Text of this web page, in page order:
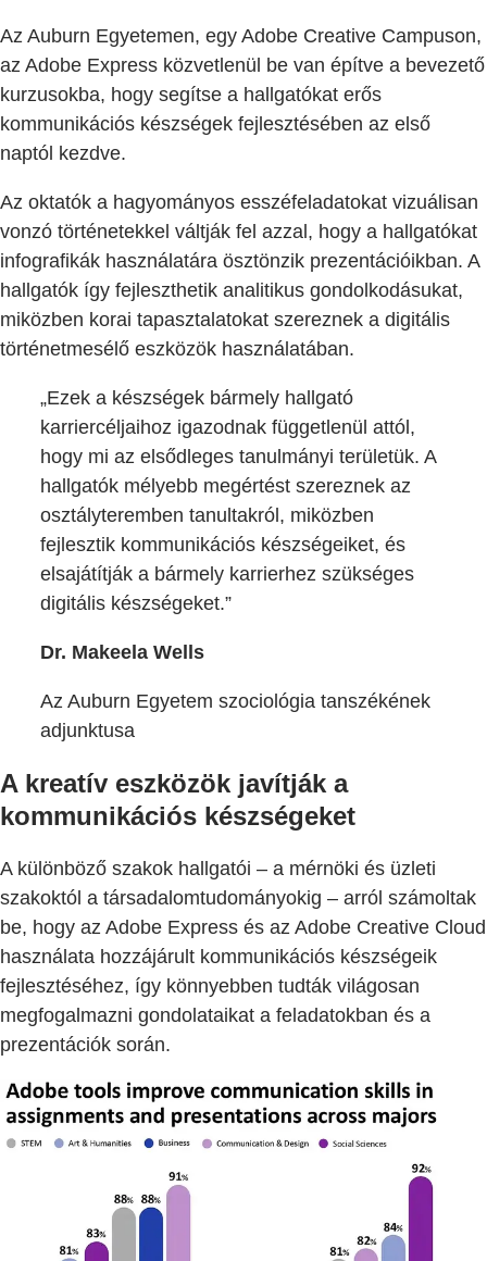
Az Auburn Egyetemen, egy Adobe Creative Campuson,
az Adobe Express közvetlenül be van építve a bevezető
kurzusokba, hogy segítse a hallgatókat erős
kommunikációs készségek fejlesztésében az első
naptól kezdve.
Az oktatók a hagyományos esszéfeladatokat vizuálisan
vonzó történetekkel váltják fel azzal, hogy a hallgatókat
infografikák használatára ösztönzik prezentációikban. A
hallgatók így fejleszthetik analitikus gondolkodásukat,
miközben korai tapasztalatokat szereznek a digitális
történetmesélő eszközök használatában.
„Ezek a készségek bármely hallgató
karriercéljaihoz igazodnak függetlenül attól,
hogy mi az elsődleges tanulmányi területük. A
hallgatók mélyebb megértést szereznek az
osztályteremben tanultakról, miközben
fejlesztik kommunikációs készségeiket, és
elsajátítják a bármely karrierhez szükséges
digitális készségeket.”
Dr. Makeela Wells
Az Auburn Egyetem szociológia tanszékének
adjunktusa
A kreatív eszközök javítják a
kommunikációs készségeket
A különböző szakok hallgatói – a mérnöki és üzleti
szakoktól a társadalomtudományokig – arról számoltak
be, hogy az Adobe Express és az Adobe Creative Cloud
használata hozzájárult kommunikációs készségeik
fejlesztéséhez, így könnyebben tudták világosan
megfogalmazni gondolataikat a feladatokban és a
prezentációk során.